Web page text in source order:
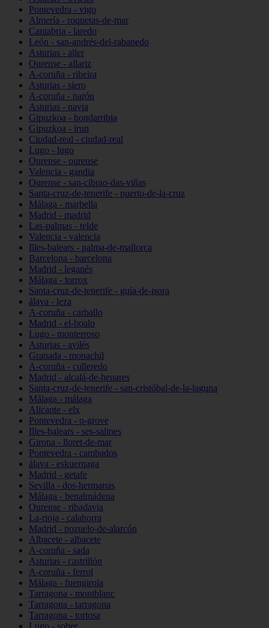
Pontevedra - vigo
Almería - roquetas-de-mar
Cantabria - laredo
León - san-andrés-del-rabanedo
Asturias - aller
Ourense - allariz
A-coruña - ribeira
Asturias - siero
A-coruña - narón
Asturias - navia
Gipuzkoa - hondarribia
Gipuzkoa - irun
Ciudad-real - ciudad-real
Lugo - lugo
Ourense - ourense
Valencia - gandia
Ourense - san-cibrao-das-viñas
Santa-cruz-de-tenerife - puerto-de-la-cruz
Málaga - marbella
Madrid - madrid
Las-palmas - telde
Valencia - valencia
Illes-balears - palma-de-mallorca
Barcelona - barcelona
Madrid - leganés
Málaga - torrox
Santa-cruz-de-tenerife - guía-de-isora
álava - leza
A-coruña - carballo
Madrid - el-boalo
Lugo - monterroso
Asturias - avilés
Granada - monachil
A-coruña - culleredo
Madrid - alcalá-de-henares
Santa-cruz-de-tenerife - san-cristóbal-de-la-laguna
Málaga - málaga
Alicante - elx
Pontevedra - o-grove
Illes-balears - ses-salines
Girona - lloret-de-mar
Pontevedra - cambados
álava - eskuernaga
Madrid - getafe
Sevilla - dos-hermanas
Málaga - benalmádena
Ourense - ribadavia
La-rioja - calahorra
Madrid - pozuelo-de-alarcón
Albacete - albacete
A-coruña - sada
Asturias - castrillón
A-coruña - ferrol
Málaga - fuengirola
Tarragona - montblanc
Tarragona - tarragona
Tarragona - tortosa
Lugo - sober